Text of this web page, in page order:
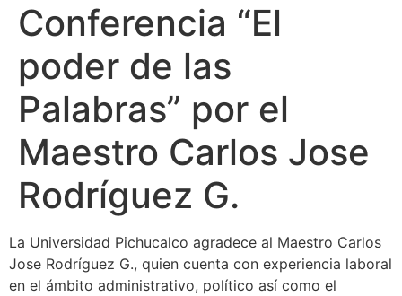
Conferencia “El
poder de las
Palabras” por el
Maestro Carlos Jose
Rodríguez G.
La Universidad Pichucalco agradece al Maestro Carlos
Jose Rodríguez G., quien cuenta con experiencia laboral
en el ámbito administrativo, político así como el